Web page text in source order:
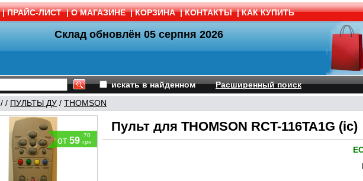
| ПРАЙС-ЛИСТ | О МАГАЗИНЕ | КОРЗИНА | КОНТАКТЫ | КАК КУПИТЬ
Склад обновлён 05 серпня 2026
искать в найденном Расширенный поиск
/ / ПУЛЬТЫ ДУ / THOMSON
от 59
70
грн
Пульт для THOMSON RCT-116TA1G (ic)